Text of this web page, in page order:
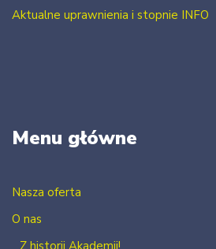
Aktualne uprawnienia i stopnie INFO
Menu główne
Nasza oferta
O nas
Z historii Akademii!